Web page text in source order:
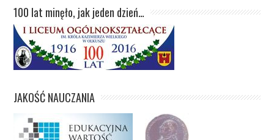
100 lat minęło, jak jeden dzień…
JAKOŚĆ NAUCZANIA